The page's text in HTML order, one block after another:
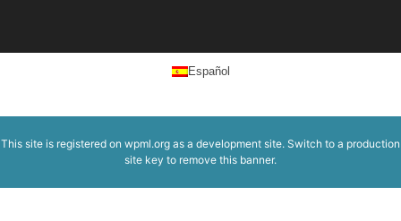
Español
This site is registered on wpml.org as a development site. Switch to a production
site key to remove this banner.